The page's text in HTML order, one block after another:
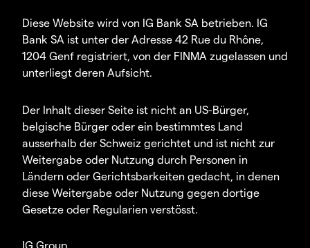
Diese Website wird von IG Bank SA betrieben. IG
Bank SA ist unter der Adresse 42 Rue du Rhône,
1204 Genf registriert, von der FINMA zugelassen und
unterliegt deren Aufsicht.
Der Inhalt dieser Seite ist nicht an US-Bürger,
belgische Bürger oder ein bestimmtes Land
ausserhalb der Schweiz gerichtet und ist nicht zur
Weitergabe oder Nutzung durch Personen in
Ländern oder Gerichtsbarkeiten gedacht, in denen
diese Weitergabe oder Nutzung gegen dortige
Gesetze oder Regularien verstösst.
IG Group